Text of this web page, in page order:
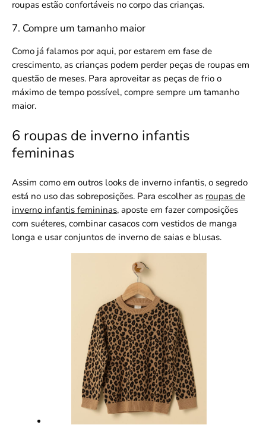
roupas estão confortáveis no corpo das crianças.
7. Compre um tamanho maior
Como já falamos por aqui, por estarem em fase de
crescimento, as crianças podem perder peças de roupas em
questão de meses. Para aproveitar as peças de frio o
máximo de tempo possível, compre sempre um tamanho
maior.
6 roupas de inverno infantis
femininas
Assim como em outros looks de inverno infantis, o segredo
está no uso das sobreposições. Para escolher as roupas de
inverno infantis femininas, aposte em fazer composições
com suéteres, combinar casacos com vestidos de manga
longa e usar conjuntos de inverno de saias e blusas.